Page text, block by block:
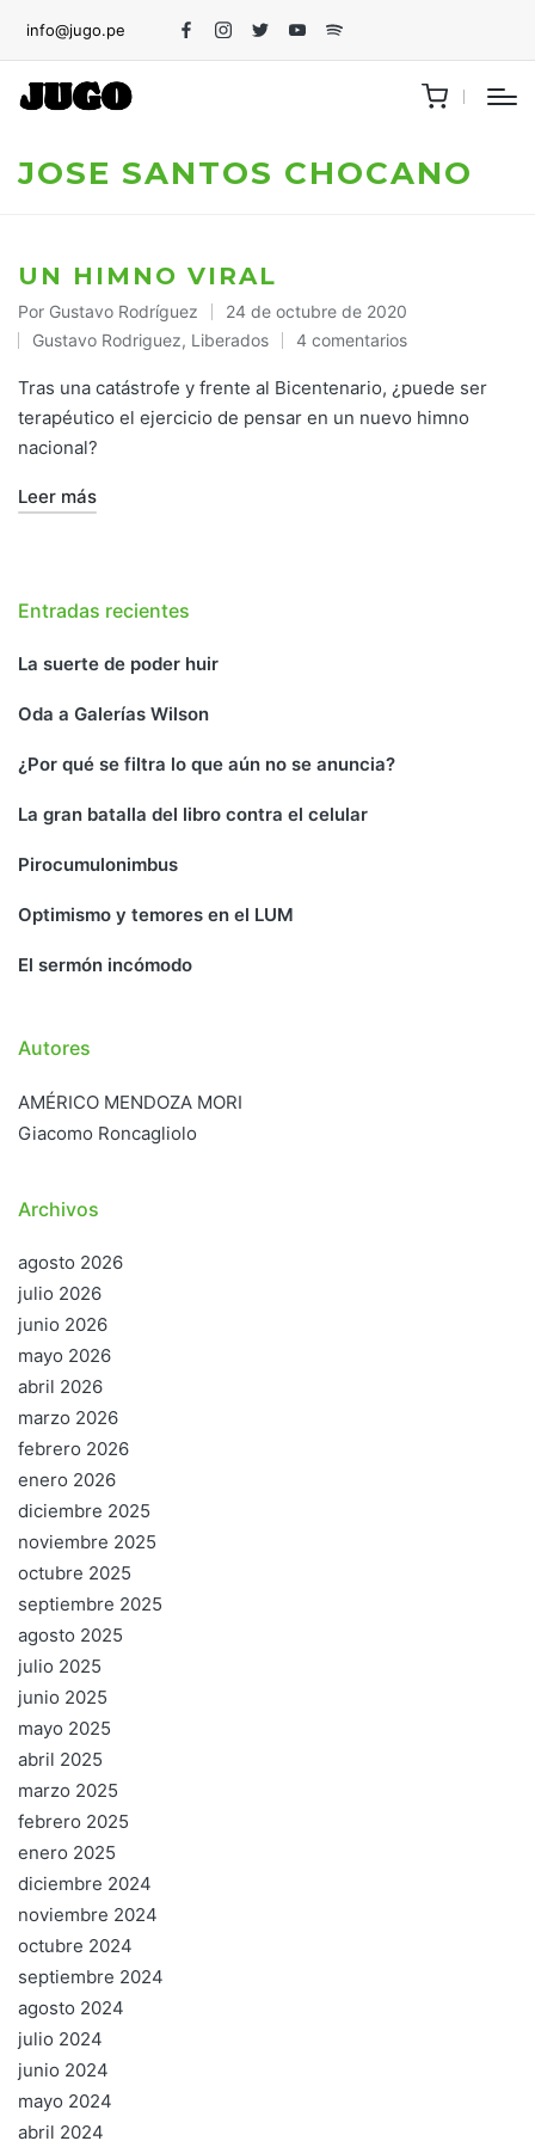
info@jugo.pe
FacebookInstagram
TwitterYoutubeSpotify
JOSE SANTOS CHOCANO
UN HIMNO VIRAL
Publicado
por
Por Gustavo Rodríguez 24 de octubre de 2020
Publicado
en
Gustavo Rodriguez, Liberados 4 comentarios
Tras una catástrofe y frente al Bicentenario, ¿puede ser
terapéutico el ejercicio de pensar en un nuevo himno
nacional?
Leer más
Entradas recientes
La suerte de poder huir
Oda a Galerías Wilson
¿Por qué se filtra lo que aún no se anuncia?
La gran batalla del libro contra el celular
Pirocumulonimbus
Optimismo y temores en el LUM
El sermón incómodo
Autores
AMÉRICO MENDOZA MORI
Giacomo Roncagliolo
Archivos
agosto 2026
julio 2026
junio 2026
mayo 2026
abril 2026
marzo 2026
febrero 2026
enero 2026
diciembre 2025
noviembre 2025
octubre 2025
septiembre 2025
agosto 2025
julio 2025
junio 2025
mayo 2025
abril 2025
marzo 2025
febrero 2025
enero 2025
diciembre 2024
noviembre 2024
octubre 2024
septiembre 2024
agosto 2024
julio 2024
junio 2024
mayo 2024
abril 2024